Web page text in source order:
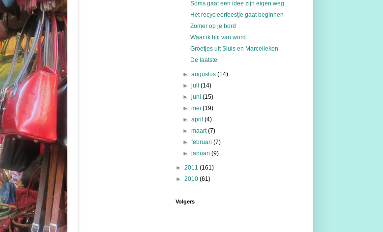
Soms gaat een idee zijn eigen weg
Het recycleerfeestje gaat beginnen
Zomer op je bord
Waar ik blij van word...
Groetjes uit Sluis en Marcelleken
De laatste
►augustus(14)
►juli(14)
►juni(15)
►mei(19)
►april(4)
►maart(7)
►februari(7)
►januari(9)
► 2011 (161)
► 2010 (61)
Volgers